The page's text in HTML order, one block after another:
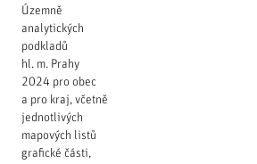
Územně
analytických
podkladů
hl. m. Prahy
2024 pro obec
a pro kraj, včetně
jednotlivých
mapových listů
grafické části,